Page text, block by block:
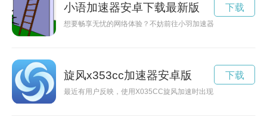
小语加速器安卓下载最新版
想要畅享无忧的网络体验？不妨前往小羽加速器下载官网，获
下载
旋风x353cc加速器安卓版
最近有用户反映，使用X035CC旋风加速时出现了无法连接或
下载